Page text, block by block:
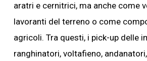
aratri e cernitrici, ma anche come
lavoranti del terreno o come
agricoli. Tra questi, i pick-up delle
ranghinatori, voltafieno,